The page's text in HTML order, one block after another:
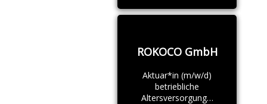
ROKOCO GmbH
Aktuar*in (m/w/d)
betriebliche
Altersversorgung…